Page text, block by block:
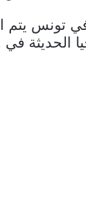
تونس يتم
الحديثة في